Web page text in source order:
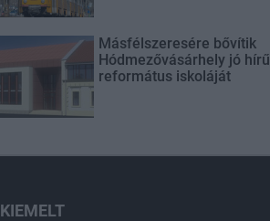
Másfélszeresére bővítik
Hódmezővásárhely jó hírű
református iskoláját
KIEMELT